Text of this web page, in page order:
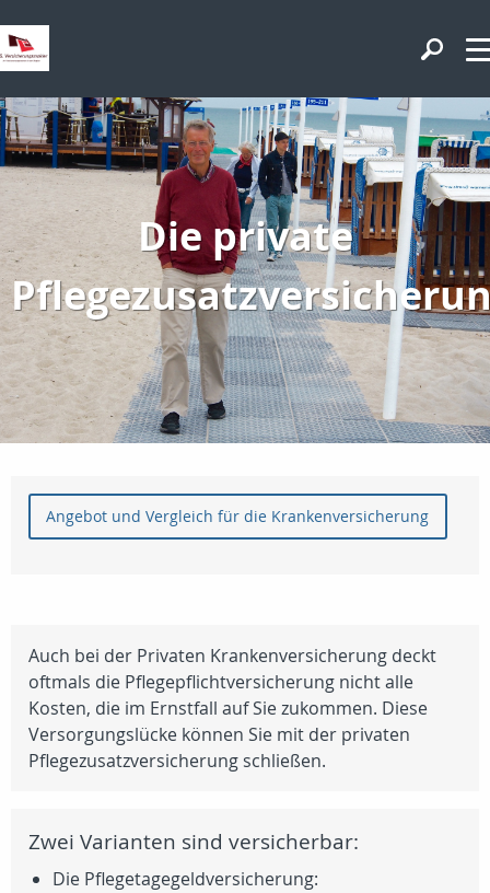
Die private
Angebot und Vergleich für die Krankenversicherung
Auch bei der Privaten Krankenversicherung deckt
oftmals die Pflegepflichtversicherung nicht alle
Kosten, die im Ernstfall auf Sie zukommen. Diese
Versorgungslücke können Sie mit der privaten
Pflegezusatzversicherung schließen.
Zwei Varianten sind versicherbar:
Die Pflegetagegeldversicherung: